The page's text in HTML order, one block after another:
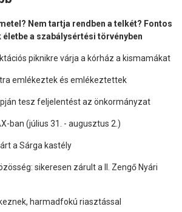
Nem tartja rendben a telkét? Fontos
a szabálysértési törvényben
piknikre várja a kórház a kismamákat
emlékeztek és emlékeztettek
tesz feljelentést az önkormányzat
ban (július 31. - augusztus 2.)
a Sárga kastély
sikeresen zárult a II. Zengő Nyári
harmadfokú riasztással